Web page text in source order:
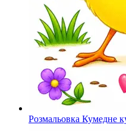
Розмальовка Кумедне